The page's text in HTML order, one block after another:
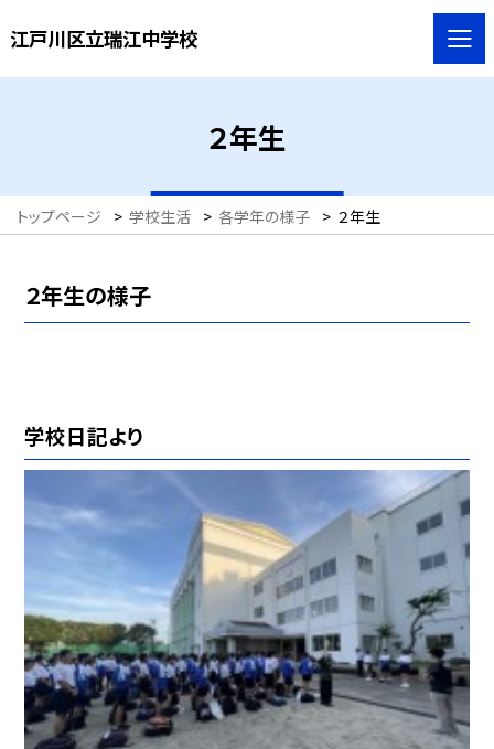
江戸川区立瑞江中学校
２年生
トップページ > 学校生活 > 各学年の様子 > ２年生
２年生の様子
学校日記より